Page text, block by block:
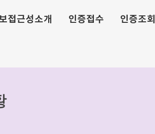
접근성소개 인증접수 인증조회